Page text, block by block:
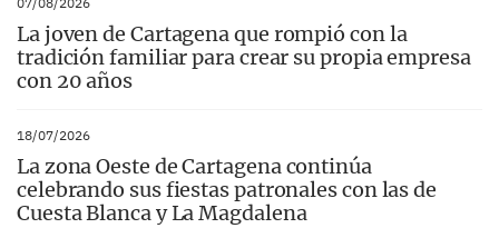
La joven de Cartagena que rompió con la
tradición familiar para crear su propia empresa
con 20 años
18/07/2026
La zona Oeste de Cartagena continúa
celebrando sus fiestas patronales con las de
Cuesta Blanca y La Magdalena